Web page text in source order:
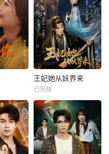
王妃她从妖界来
已完结